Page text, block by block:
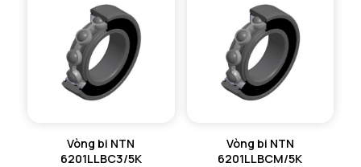
Vòng bi NTN
6201LLBC3/5K
Vòng bi NTN
6201LLBCM/5K